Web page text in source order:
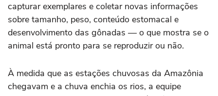
capturar exemplares e coletar novas informações
sobre tamanho, peso, conteúdo estomacal e
desenvolvimento das gônadas — o que mostra se o
animal está pronto para se reproduzir ou não.
À medida que as estações chuvosas da Amazônia
chegavam e a chuva enchia os rios, a equipe